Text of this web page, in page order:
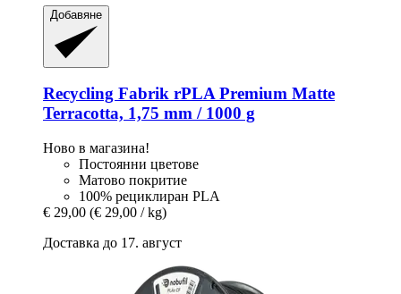
Добавяне
Recycling Fabrik rPLA Premium Matte
Terracotta, 1,75 mm / 1000 g
Ново в магазина!
Постоянни цветове
Матово покритие
100% рециклиран PLA
€ 29,00 (€ 29,00 / kg)
Доставка до 17. август